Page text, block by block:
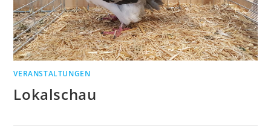
VERANSTALTUNGEN
Lokalschau